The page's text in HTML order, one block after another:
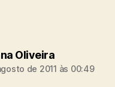
Oliveiradiz:
de 2011 às 00:49